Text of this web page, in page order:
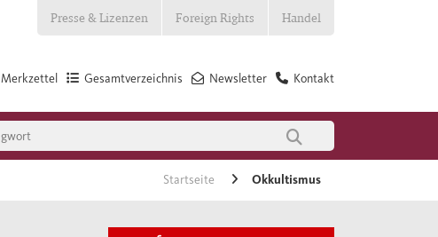
Presse & Lizenzen Foreign Rights Handel
Kontakt
Newsletter
Gesamtverzeichnis
Merkzettel
Startseite Okkultismus